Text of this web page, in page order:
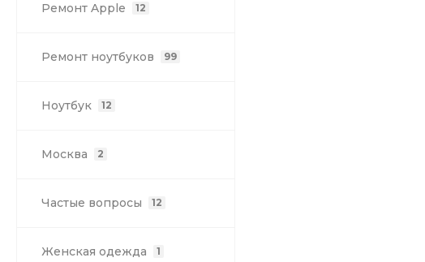
Ремонт Apple 12
Ремонт ноутбуков 99
Ноутбук 12
Москва 2
Частые вопросы 12
Женская одежда 1